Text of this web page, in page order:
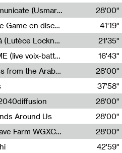
Radia Show #1095 : To Communicate (Usmaradio)
28'00"
Light turbulences #2 : Jérôme Game en discussion avec Thomas Corlin
41'19"
Light turbulences #3 : Le Châ (Lutèce Lockness)
21'35"
Light turbulences #1 : ON TIME (live voix-batterie) avec Jérôme Game & Jean-Michel Espitallier
16'43"
Radia Show #1094 Chronicles from the Arab Cold War by Ghazi Barakat
28'00"
37'58"
28'00"
Around Us
28'00"
Radia Show #1090 : Radia Wave Farm WGXC Corey De Juan Sherrard Jr Startalk
28'00"
42'59"